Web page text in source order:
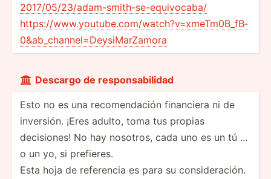
201­7/0­5/2­3/a­dam­-sm­ith­-se­-eq­uiv­ocaba/
https:­//w­ww.y­ou­tub­e.c­om/­wat­ch?­v=x­meT­m0B­_fB­
0&­ab_­cha­nne­l=D­eys­iMa­rZamora
 Descargo de respon­sab­ilidad
Esto no es una recomendación financiera ni de
inversión. ¡Eres adulto, toma tus propias
decisiones! No hay nosotros, cada uno es un tú ...
o un yo, si prefieres.
Esta hoja de referencia es para su consideración.